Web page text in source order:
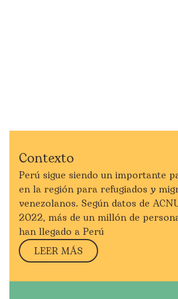
Contexto
Perú sigue siendo un importante
en la región para refugiados y
venezolanos. Según datos de
2022, más de un millón de
han llegado a Perú
LEER MÁS